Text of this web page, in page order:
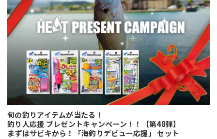
旬の釣りアイテムが当たる！
釣り人応援 プレゼントキャンペーン！！【第48弾】
まずはサビキから！「海釣りデビュー応援」 セット